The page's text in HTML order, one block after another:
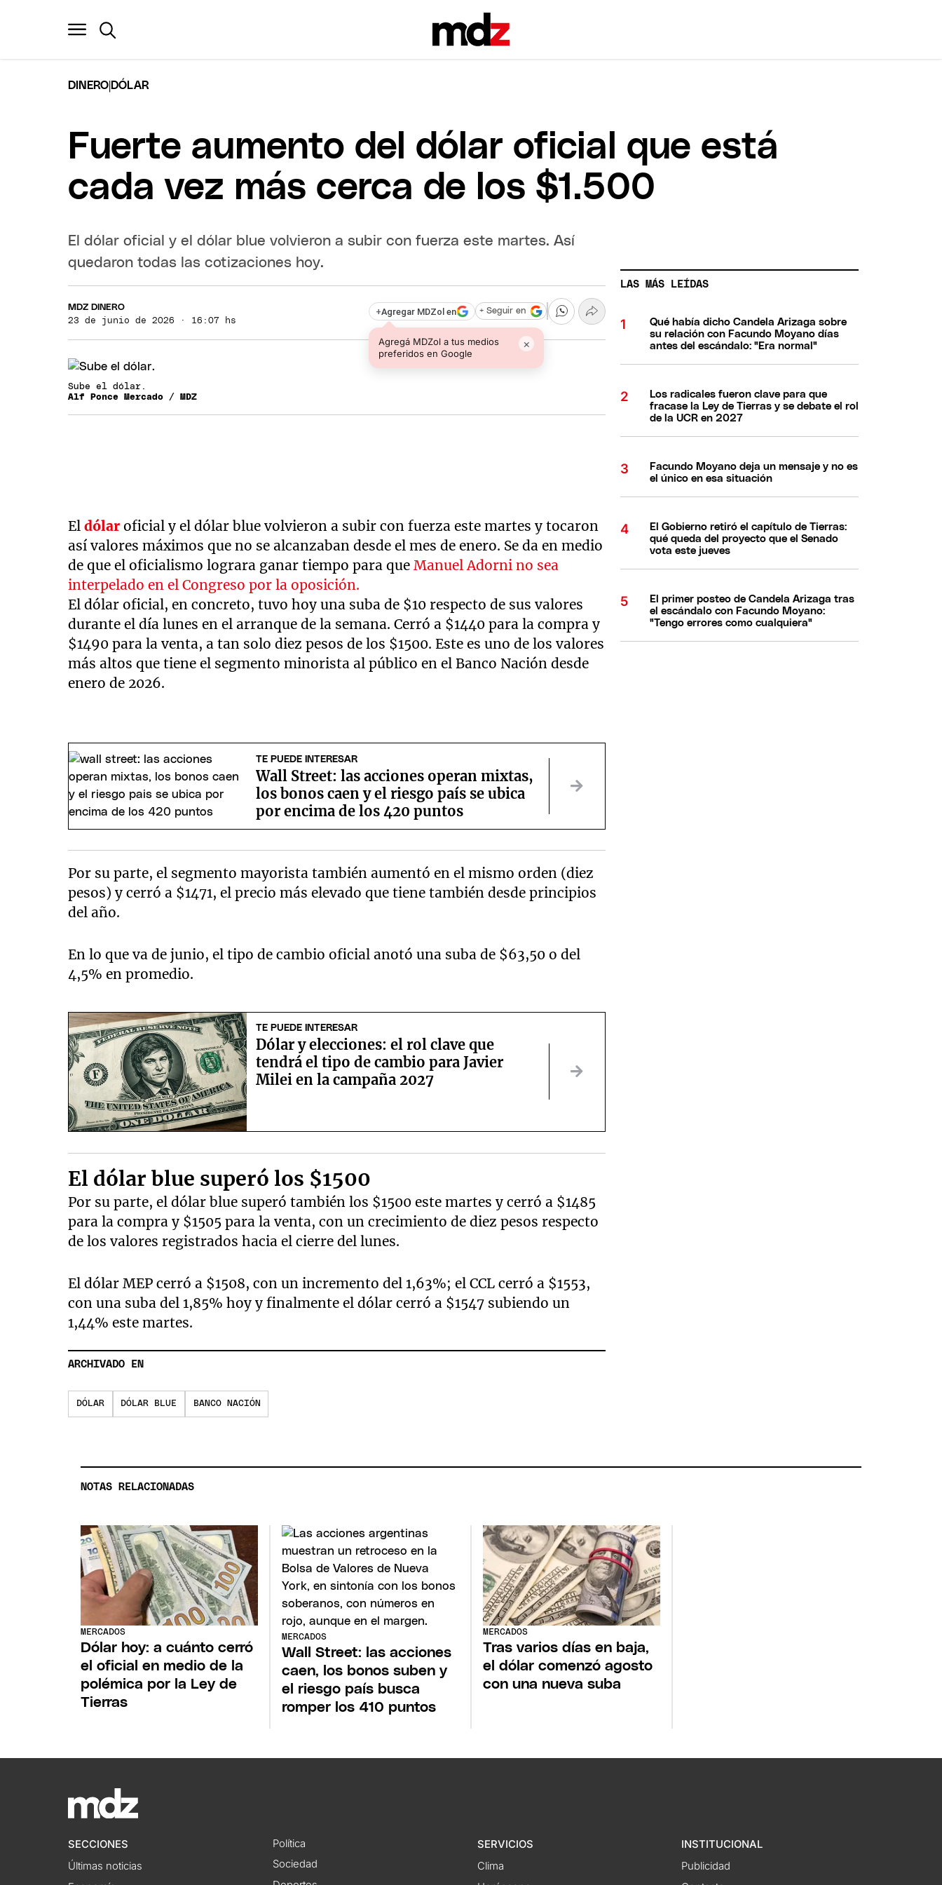
DINERO DÓLAR
Fuerte aumento del dólar oficial que está
cada vez más cerca de los $1.500
El dólar oficial y el dólar blue volvieron a subir con fuerza este martes. Así
quedaron todas las cotizaciones hoy.
MDZ DINERO
23 de junio de 2026 · 16:07 hs
+Agregar MDZol en
Agregá MDZol a tus medios
preferidos en Google
×
+ Seguir en
Sube el dólar.
Alf Ponce Mercado / MDZ
Eldólaroficial y el dólar blue volvieron a subir con fuerza este martes y tocaron
así valores máximos que no se alcanzaban desde el mes de enero. Se da en medio
de que el oficialismo lograra ganar tiempo para queManuel Adorni no sea
interpelado en el Congreso por la oposición.
El dólar oficial, en concreto, tuvo hoy una suba de $10 respecto de sus valores
durante el día lunes en el arranque de la semana. Cerró a $1440 para la compra y
$1490 para la venta, a tan solo diez pesos de los $1500. Este es uno de los valores
más altos que tiene el segmento minorista al público en el Banco Nación desde
enero de 2026.
TE PUEDE INTERESAR
Wall Street: las acciones operan mixtas,
los bonos caen y el riesgo país se ubica
por encima de los 420 puntos
Por su parte, el segmento mayorista también aumentó en el mismo orden (diez
pesos) y cerró a $1471, el precio más elevado que tiene también desde principios
del año.
En lo que va de junio, el tipo de cambio oficial anotó una suba de $63,50 o del
4,5% en promedio.
TE PUEDE INTERESAR
Dólar y elecciones: el rol clave que
tendrá el tipo de cambio para Javier
Milei en la campaña 2027
El dólar blue superó los $1500
Por su parte, el dólar blue superó también los $1500 este martes y cerró a $1485
para la compra y $1505 para la venta, con un crecimiento de diez pesos respecto
de los valores registrados hacia el cierre del lunes.
El dólar MEP cerró a $1508, con un incremento del 1,63%; el CCL cerró a $1553,
con una suba del 1,85% hoy y finalmente el dólar cerró a $1547 subiendo un
1,44% este martes.
ARCHIVADO EN
DÓLAR DÓLAR BLUE BANCO NACIÓN
LAS MÁS LEÍDAS
Qué había dicho Candela Arizaga sobre
su relación con Facundo Moyano días
antes del escándalo: "Era normal"
Los radicales fueron clave para que
fracase la Ley de Tierras y se debate el rol
de la UCR en 2027
Facundo Moyano deja un mensaje y no es
el único en esa situación
El Gobierno retiró el capítulo de Tierras:
qué queda del proyecto que el Senado
vota este jueves
El primer posteo de Candela Arizaga tras
el escándalo con Facundo Moyano:
"Tengo errores como cualquiera"
NOTAS RELACIONADAS
MERCADOS
Dólar hoy: a cuánto cerró
el oficial en medio de la
polémica por la Ley de
Tierras
MERCADOS
Wall Street: las acciones
caen, los bonos suben y
el riesgo país busca
romper los 410 puntos
MERCADOS
Tras varios días en baja,
el dólar comenzó agosto
con una nueva suba
SECCIONES
Últimas noticias
Política
Sociedad
SERVICIOS
Clima
INSTITUCIONAL
Publicidad